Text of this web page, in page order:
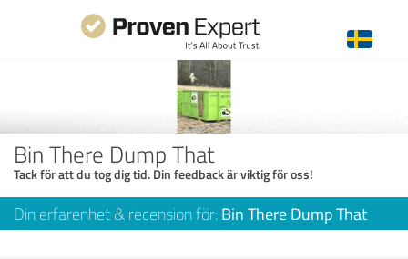
Bin There Dump That
Tack för att du tog dig tid. Din feedback är viktig för oss!
Din erfarenhet & recension för: Bin There Dump That